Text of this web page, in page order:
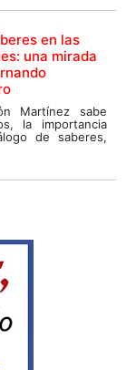
en las
una mirada
Martínez sabe
la importancia
de saberes,